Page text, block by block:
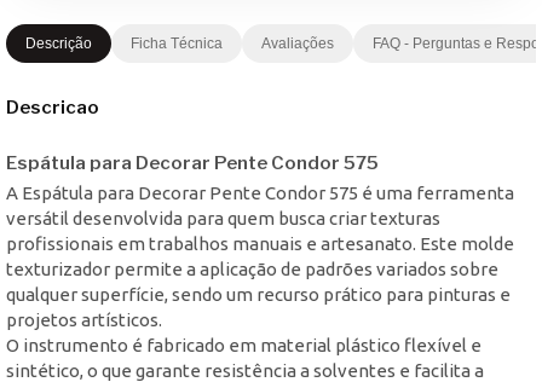
Descrição Ficha Técnica Avaliações FAQ - Perguntas e
Descricao
Espátula para Decorar Pente Condor 575
A Espátula para Decorar Pente Condor 575 é uma ferramenta
versátil desenvolvida para quem busca criar texturas
profissionais em trabalhos manuais e artesanato. Este molde
texturizador permite a aplicação de padrões variados sobre
qualquer superfície, sendo um recurso prático para pinturas e
projetos artísticos.
O instrumento é fabricado em material plástico flexível e
sintético, o que garante resistência a solventes e facilita a